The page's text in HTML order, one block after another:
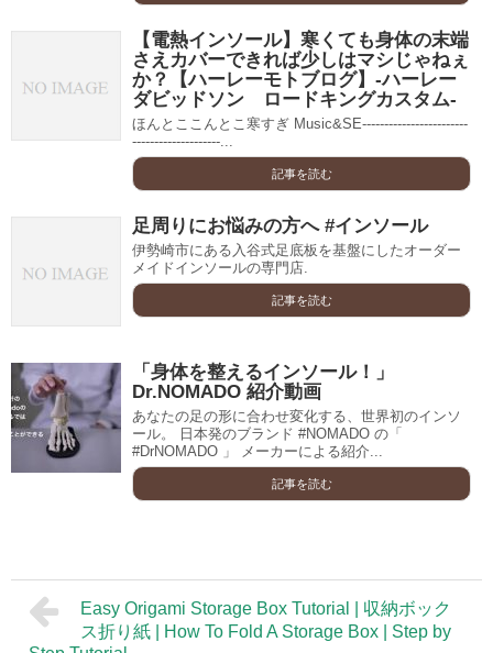
【電熱インソール】寒くても身体の末端
さえカバーできれば少しはマシじゃねぇ
か？【ハーレーモトブログ】-ハーレー
ダビッドソン ロードキングカスタム-
ほんとここんとこ寒すぎ Music&SE------------------------
--------------------...
記事を読む
足周りにお悩みの方へ #インソール
伊勢崎市にある入谷式足底板を基盤にしたオーダー
メイドインソールの専門店.
記事を読む
「身体を整えるインソール！」
Dr.NOMADO 紹介動画
あなたの足の形に合わせ変化する、世界初のインソ
ール。 日本発のブランド #NOMADO の「
#DrNOMADO 」 メーカーによる紹介...
記事を読む
Easy Origami Storage Box Tutorial | 収納ボック
ス折り紙 | How To Fold A Storage Box | Step by